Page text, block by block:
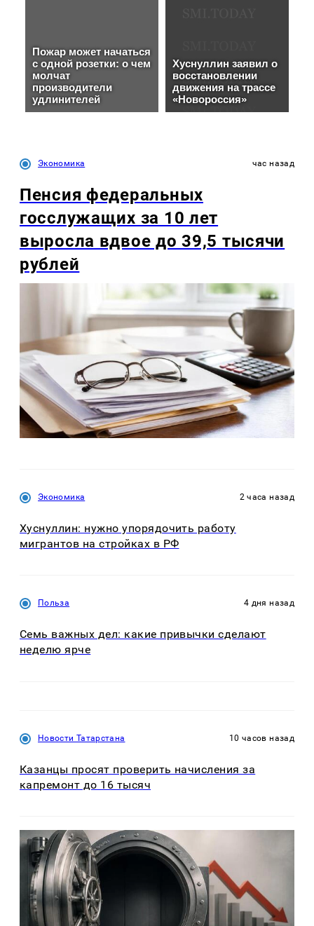
Экономика час назад
Пенсия федеральных
госслужащих за 10 лет
выросла вдвое до 39,5 тысячи
рублей
Экономика 2 часа назад
Хуснуллин: нужно упорядочить работу
мигрантов на стройках в РФ
Польза 4 дня назад
Семь важных дел: какие привычки сделают
неделю ярче
Новости Татарстана 10 часов назад
Казанцы просят проверить начисления за
капремонт до 16 тысяч